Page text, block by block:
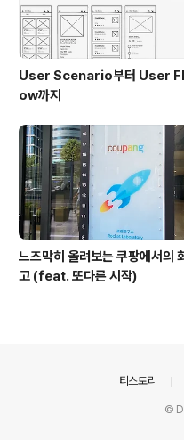
User Scenario부터 User Fl
ow까지
느즈막히 올려보는 쿠팡에서의 회
고 (feat. 또다른 시작)
티스토리
©